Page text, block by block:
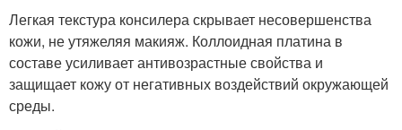
Легкая текстура консилера скрывает несовершенства
кожи, не утяжеляя макияж. Коллоидная платина в
составе усиливает антивозрастные свойства и
защищает кожу от негативных воздействий окружающей
среды.